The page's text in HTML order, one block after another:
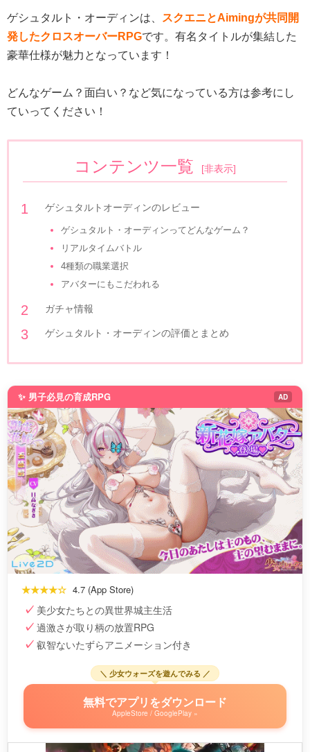
ゲシュタルト・オーディンは、
スクエニとAimingが共同開
発したクロスオーバーRPGです。有名タイトルが集結した
豪華仕様が魅力となっています！
どんなゲーム？面白い？など気になっている方は参考にし
ていってください！
コンテンツ一覧 [非表示]
ゲシュタルトオーディンのレビュー
ゲシュタルト・オーディンってどんなゲーム？
リアルタイムバトル
4種類の職業選択
アバターにもこだわれる
ガチャ情報
ゲシュタルト・オーディンの評価とまとめ
✨ 男子必見の育成RPG AD
★★★★☆ 4.7 (App Store)
美少女たちとの異世界城主生活
過激さが取り柄の放置RPG
叡智ないたずらアニメーション付き
＼ 少女ウォーズを遊んでみる ／
無料でアプリをダウンロード
AppleStore / GooglePlay »